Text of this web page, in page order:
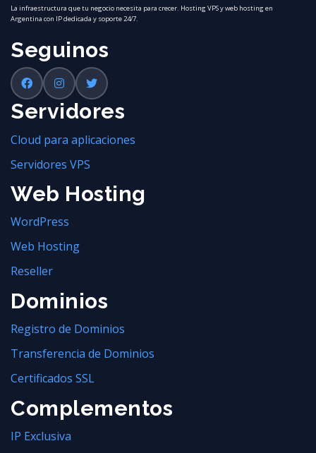
La infraestructura que tu negocio necesita para crecer. Hosting VPS y web hosting en
Argentina con IP dedicada y soporte 24/7.
Seguinos
Servidores
Cloud para aplicaciones
Servidores VPS
Web Hosting
WordPress
Web Hosting
Reseller
Dominios
Registro de Dominios
Transferencia de Dominios
Certificados SSL
Complementos
IP Exclusiva